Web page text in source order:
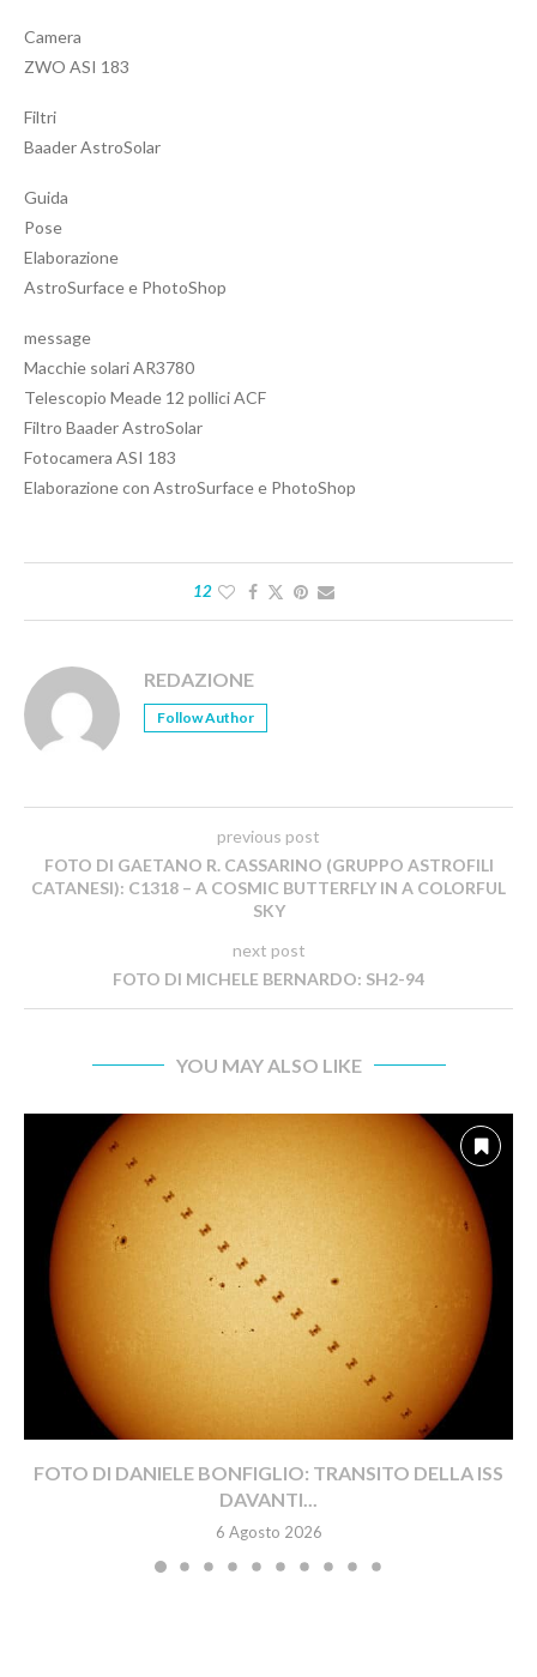
Camera
ZWO ASI 183
Filtri
Baader AstroSolar
Guida
Pose
Elaborazione
AstroSurface e PhotoShop
message
Macchie solari AR3780
Telescopio Meade 12 pollici ACF
Filtro Baader AstroSolar
Fotocamera ASI 183
Elaborazione con AstroSurface e PhotoShop
12
REDAZIONE
Follow Author
previous post
FOTO DI GAETANO R. CASSARINO (GRUPPO ASTROFILI
CATANESI): C1318 – A COSMIC BUTTERFLY IN A COLORFUL
SKY
next post
FOTO DI MICHELE BERNARDO: SH2-94
YOU MAY ALSO LIKE
FOTO DI DANIELE BONFIGLIO: TRANSITO DELLA ISS
DAVANTI...
6 Agosto 2026